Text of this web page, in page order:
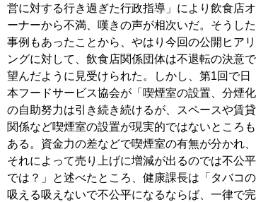
営に対する行き過ぎた行政指導」により飲食店オ
ーナーから不満、嘆きの声が相次いだ。そうした
事例もあったことから、やはり今回の公開ヒアリ
ングに対して、飲食店関係団体は不退転の決意で
望んだように見受けられた。しかし、第1回で日
本フードサービス協会が「喫煙室の設置、分煙化
の自助努力は引き続き続けるが、スペースや賃貸
関係など喫煙室の設置が現実的ではないところも
ある。資金力の差などで喫煙室の有無が分かれ、
それによって売り上げに増減が出るのでは不公平
では？」と述べたところ、健康課長は「タバコの
吸える吸えないで不公平になるならば、一律で完